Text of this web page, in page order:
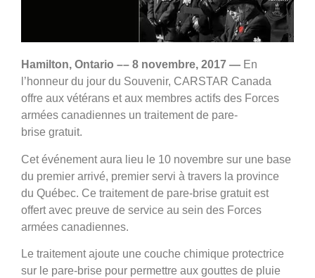
Hamilton, Ontario –– 8 novembre, 2017 — En
l’honneur du jour du Souvenir, CARSTAR Canada
offre aux vétérans et aux membres actifs des Forces
armées canadiennes un traitement de pare-
brise gratuit.
Cet événement aura lieu le 10 novembre sur une base
du premier arrivé, premier servi à travers la province
du Québec. Ce traitement de pare-brise gratuit est
offert avec preuve de service au sein des Forces
armées canadiennes.
Le traitement ajoute une couche chimique protectrice
sur le pare-brise pour permettre aux gouttes de pluie